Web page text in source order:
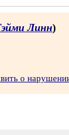
Линн)
о